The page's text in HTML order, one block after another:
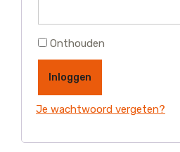
Onthouden
Inloggen
Je wachtwoord vergeten?